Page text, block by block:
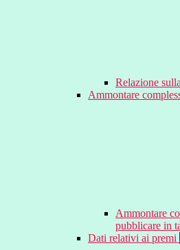
Relazione
Ammontare
Ammontare
pubblicare in
Dati relativi ai premi